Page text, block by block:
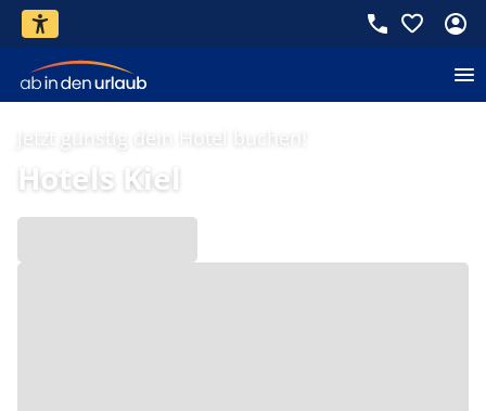
Jetzt günstig dein Hotel buchen!
Hotels Kiel